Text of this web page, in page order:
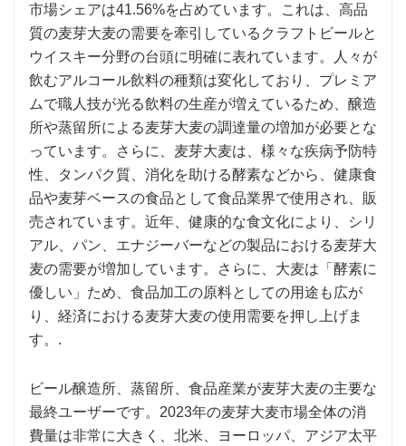
市場シェアは41.56%を占めています。これは、高品
質の麦芽大麦の需要を牽引しているクラフトビールと
ウイスキー分野の台頭に明確に表れています。人々が
飲むアルコール飲料の種類は変化しており、プレミア
ムで職人技が光る飲料の生産が増えているため、醸造
所や蒸留所による麦芽大麦の調達量の増加が必要とな
っています。さらに、麦芽大麦は、様々な疾病予防特
性、タンパク質、消化を助ける酵素などから、健康食
品や麦芽ベースの食品として食品業界で使用され、販
売されています。近年、健康的な食文化により、シリ
アル、パン、エナジーバーなどの製品における麦芽大
麦の需要が増加しています。さらに、大麦は「酵素に
優しい」ため、食品加工の原料としての用途も広が
り、経済における麦芽大麦の使用需要を押し上げま
す。.
ビール醸造所、蒸留所、食品産業が麦芽大麦の主要な
最終ユーザーです。2023年の麦芽大麦市場全体の消
費量は非常に大きく、北米、ヨーロッパ、アジア太平